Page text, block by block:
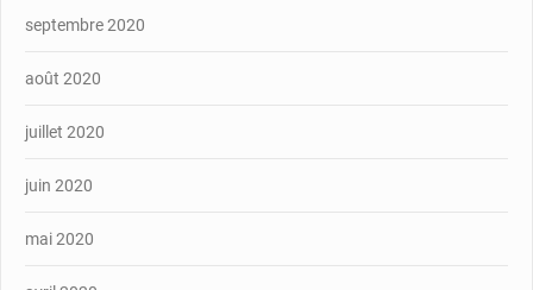
septembre 2020
août 2020
juillet 2020
juin 2020
mai 2020